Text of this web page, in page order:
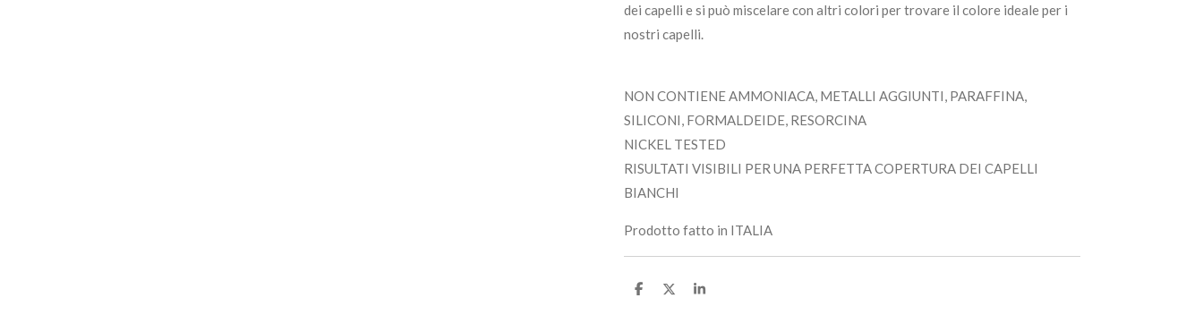
dei capelli e si può miscelare con altri colori per trovare il colore ideale per i
nostri capelli.
NON CONTIENE AMMONIACA, METALLI AGGIUNTI, PARAFFINA,
SILICONI, FORMALDEIDE, RESORCINA
NICKEL TESTED
RISULTATI VISIBILI PER UNA PERFETTA COPERTURA DEI CAPELLI
BIANCHI
Prodotto fatto in ITALIA
C
C
C